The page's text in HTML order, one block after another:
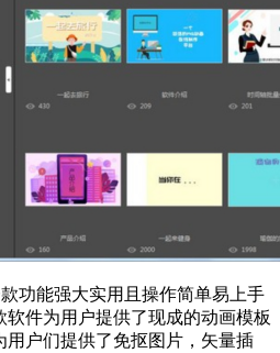
功能强大实用且操作简单易上手
件为用户提供了现成的动画模板
户们提供了免抠图片，矢量插